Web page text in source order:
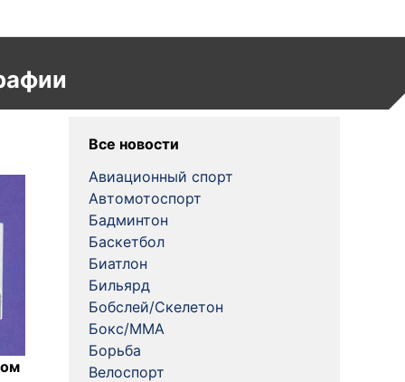
Все новости
Авиационный спорт
Автомотоспорт
Бадминтон
Баскетбол
Биатлон
Бильярд
Бобслей/Скелетон
Бокс/MMA
Борьба
Велоспорт